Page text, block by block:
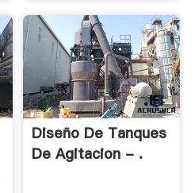
Diseño De Tanques
De Agitacion - .